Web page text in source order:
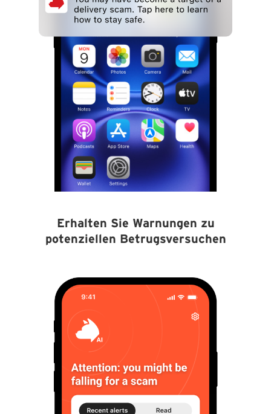
Erhalten Sie Warnungen zu
potenziellen Betrugsversuchen